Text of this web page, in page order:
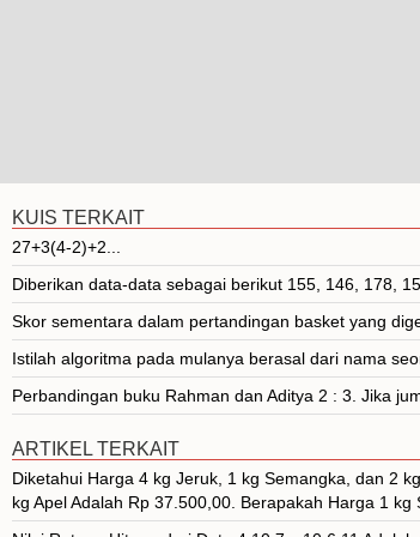
KUIS TERKAIT
27+3(4-2)+2...
Diberikan data-data sebagai berikut 155, 146, 178,
Skor sementara dalam pertandingan basket yang
Istilah algoritma pada mulanya berasal dari nama
Perbandingan buku Rahman dan Aditya 2 : 3. Jika
ARTIKEL TERKAIT
Diketahui Harga 4 kg Jeruk, 1 kg Semangka, dan 2
kg Apel Adalah Rp 37.500,00. Berapakah Harga 1 kg